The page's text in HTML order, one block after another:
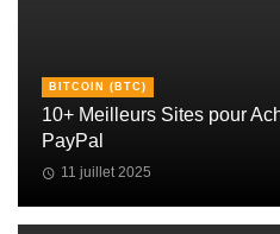
BITCOIN (BTC)
10+ Meilleurs Sites pour
PayPal
11 juillet 2025